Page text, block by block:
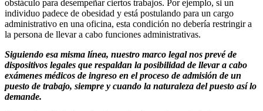
obstáculo para desempeñar ciertos trabajos. Por ejemplo, si un
individuo padece de obesidad y está postulando para un cargo
administrativo en una oficina, esta condición no debería restringir a
la persona de llevar a cabo funciones administrativas.
Siguiendo esa misma línea, nuestro marco legal nos prevé de
dispositivos legales que respaldan la posibilidad de llevar a cabo
exámenes médicos de ingreso en el proceso de admisión de un
puesto de trabajo, siempre y cuando la naturaleza del puesto así lo
demande.